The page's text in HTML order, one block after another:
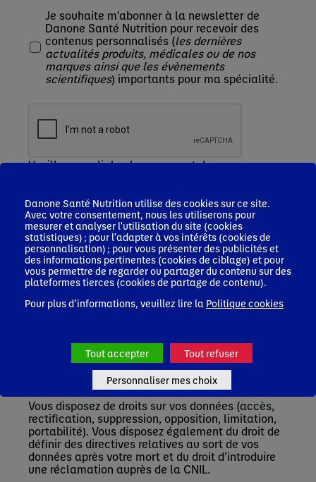
Je souhaite m'abonner à la newsletter de
Danone Santé Nutrition pour recevoir des
contenus personnalisés (les dernières
actualités produits, médicales ou de nos
marques ainsi que les évènements
scientifiques) importants pour ma spécialité.
Veuillez remplir le champ recaptcha
Les informations que vous nous communiquez
font l'objet d'un traitement sur la base de votre
consentement, par Nutricia Nutrition Clinique
SAS, responsable de ce traitement, afin de vous
inscrire, accéder à la plateforme et recevoir des
newsletters, le cas échéant.
durée de 3 ans après le dernier contact actif avec
Blédina SAS en charge de la gestion du service
professionnels de santé (PDS) ainsi que de leurs
prestataires en charge de l’hébergement et
gestion de nos bases de données.
Vous disposez de droits sur vos données (accès,
rectification, suppression, opposition, limitation,
portabilité). Vous disposez également du droit de
définir des directives relatives au sort de vos
données après votre mort et du droit d’introduire
une réclamation auprès de la CNIL.
Danone Santé Nutrition utilise des cookies sur ce site.
Avec votre consentement, nous les utiliserons pour
mesurer et analyser l'utilisation du site (cookies
statistiques) ; pour l'adapter à vos intérêts (cookies de
personnalisation) ; pour vous présenter des publicités et
des informations pertinentes (cookies de ciblage) et pour
vous permettre de regarder ou partager du contenu sur des
plateformes tierces (cookies de partage de contenu).
Pour plus d’informations, veuillez lire la Politique cookies
Tout accepter Tout refuser
Personnaliser mes choix